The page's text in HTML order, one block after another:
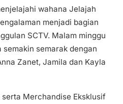
wahana Jelajah
menjadi bagian
SCTV. Malam minggu
semarak dengan
Zanet, Jamila dan Kayla
Merchandise Eksklusif